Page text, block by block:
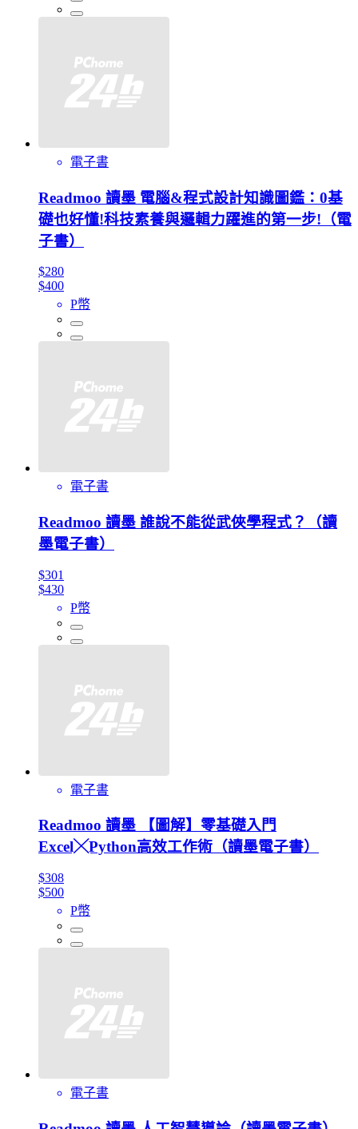
電子書
Readmoo 讀墨 電腦&程式設計知識圖鑑：0基
礎也好懂!科技素養與邏輯力躍進的第一步!（電
子書）
$280
$400
P幣
電子書
Readmoo 讀墨 誰說不能從武俠學程式？（讀
墨電子書）
$301
$430
P幣
電子書
Readmoo 讀墨 【圖解】零基礎入門
Excel╳Python高效工作術（讀墨電子書）
$308
$500
P幣
電子書